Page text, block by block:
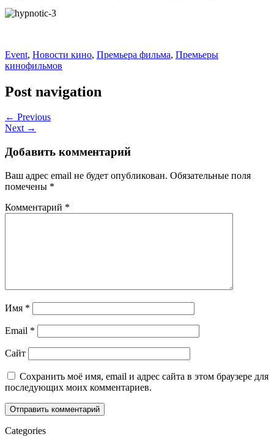
Event, Новости кино, Премьера фильма, Премьеры
кинофильмов
Post navigation
← Previous
Next →
Добавить комментарий
Ваш адрес email не будет опубликован. Обязательные поля
помечены *
Комментарий *
Имя *
Email *
Сайт
Сохранить моё имя, email и адрес сайта в этом браузере для
последующих моих комментариев.
Categories